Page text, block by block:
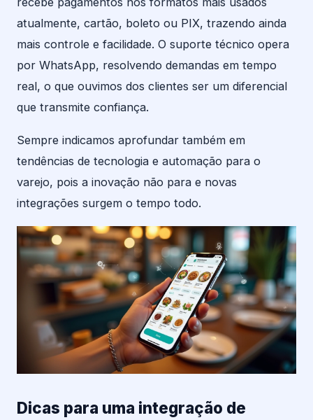
atualmente, cartão, boleto ou PIX, trazendo ainda
mais controle e facilidade. O suporte técnico opera
por WhatsApp, resolvendo demandas em tempo
real, o que ouvimos dos clientes ser um diferencial
que transmite confiança.
Sempre indicamos aprofundar também em
tendências de tecnologia e automação para o
varejo, pois a inovação não para e novas
integrações surgem o tempo todo.
Dicas para uma integração de